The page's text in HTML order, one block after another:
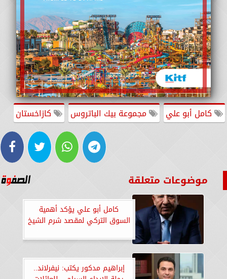
كامل أبو علي مجموعة بيك الباتروس كازاخستان
موضوعات متعلقة
كامل أبو علي يؤكد أهمية
السوق التركي لمقصد شرم الشيخ
إبراهيم مدكور يكتب: نيفرلاند..